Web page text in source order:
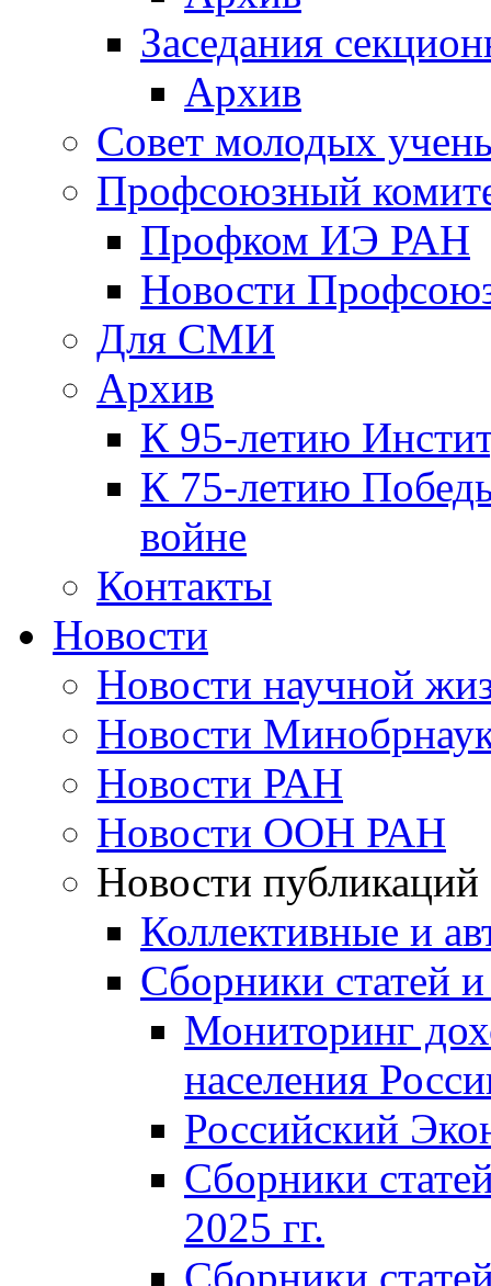
Заседания
Архив
Совет молодых
Профсоюзный
Профком ИЭ РАН
Новости
Для СМИ
Архив
К 95-летию
К 75-летию
войне
Контакты
Новости
Новости научной
Новости
Новости РАН
Новости ООН РАН
Новости публикаций
Коллективные и
Сборники статей
Мониторинг
населения
Российский
Сборники
2025 гг.
Сборники